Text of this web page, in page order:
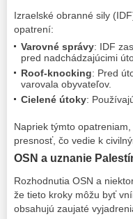
Izraelské obranné sily
opatrení:
Varovné správy: IDF
pred nadchádzajúcimi
Roof-knocking: Pred
varovala obyvateľov.
Cielené útoky:
Napriek týmto
presnosť, čo vedie k
OSN a uznanie
Rozhodnutia OSN a
že tieto kroky môžu byť
obsahujú zaujaté